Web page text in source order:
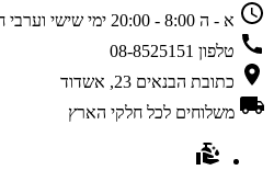
א - ה 8:00 - 20:00
ימי שישי וערבי חג 8:00 -
טלפון 08-8525151
כתובת הבנאים 23, אשדוד
משלוחים לכל חלקי הארץ